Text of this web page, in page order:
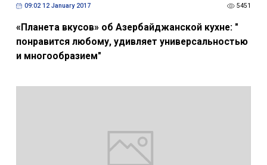
09:02 12 January 2017 5451
«Планета вкусов» об Азербайджанской кухне: "
понравится любому, удивляет универсальностью
и многообразием"